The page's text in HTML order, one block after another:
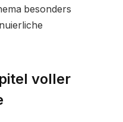
besonders
voller